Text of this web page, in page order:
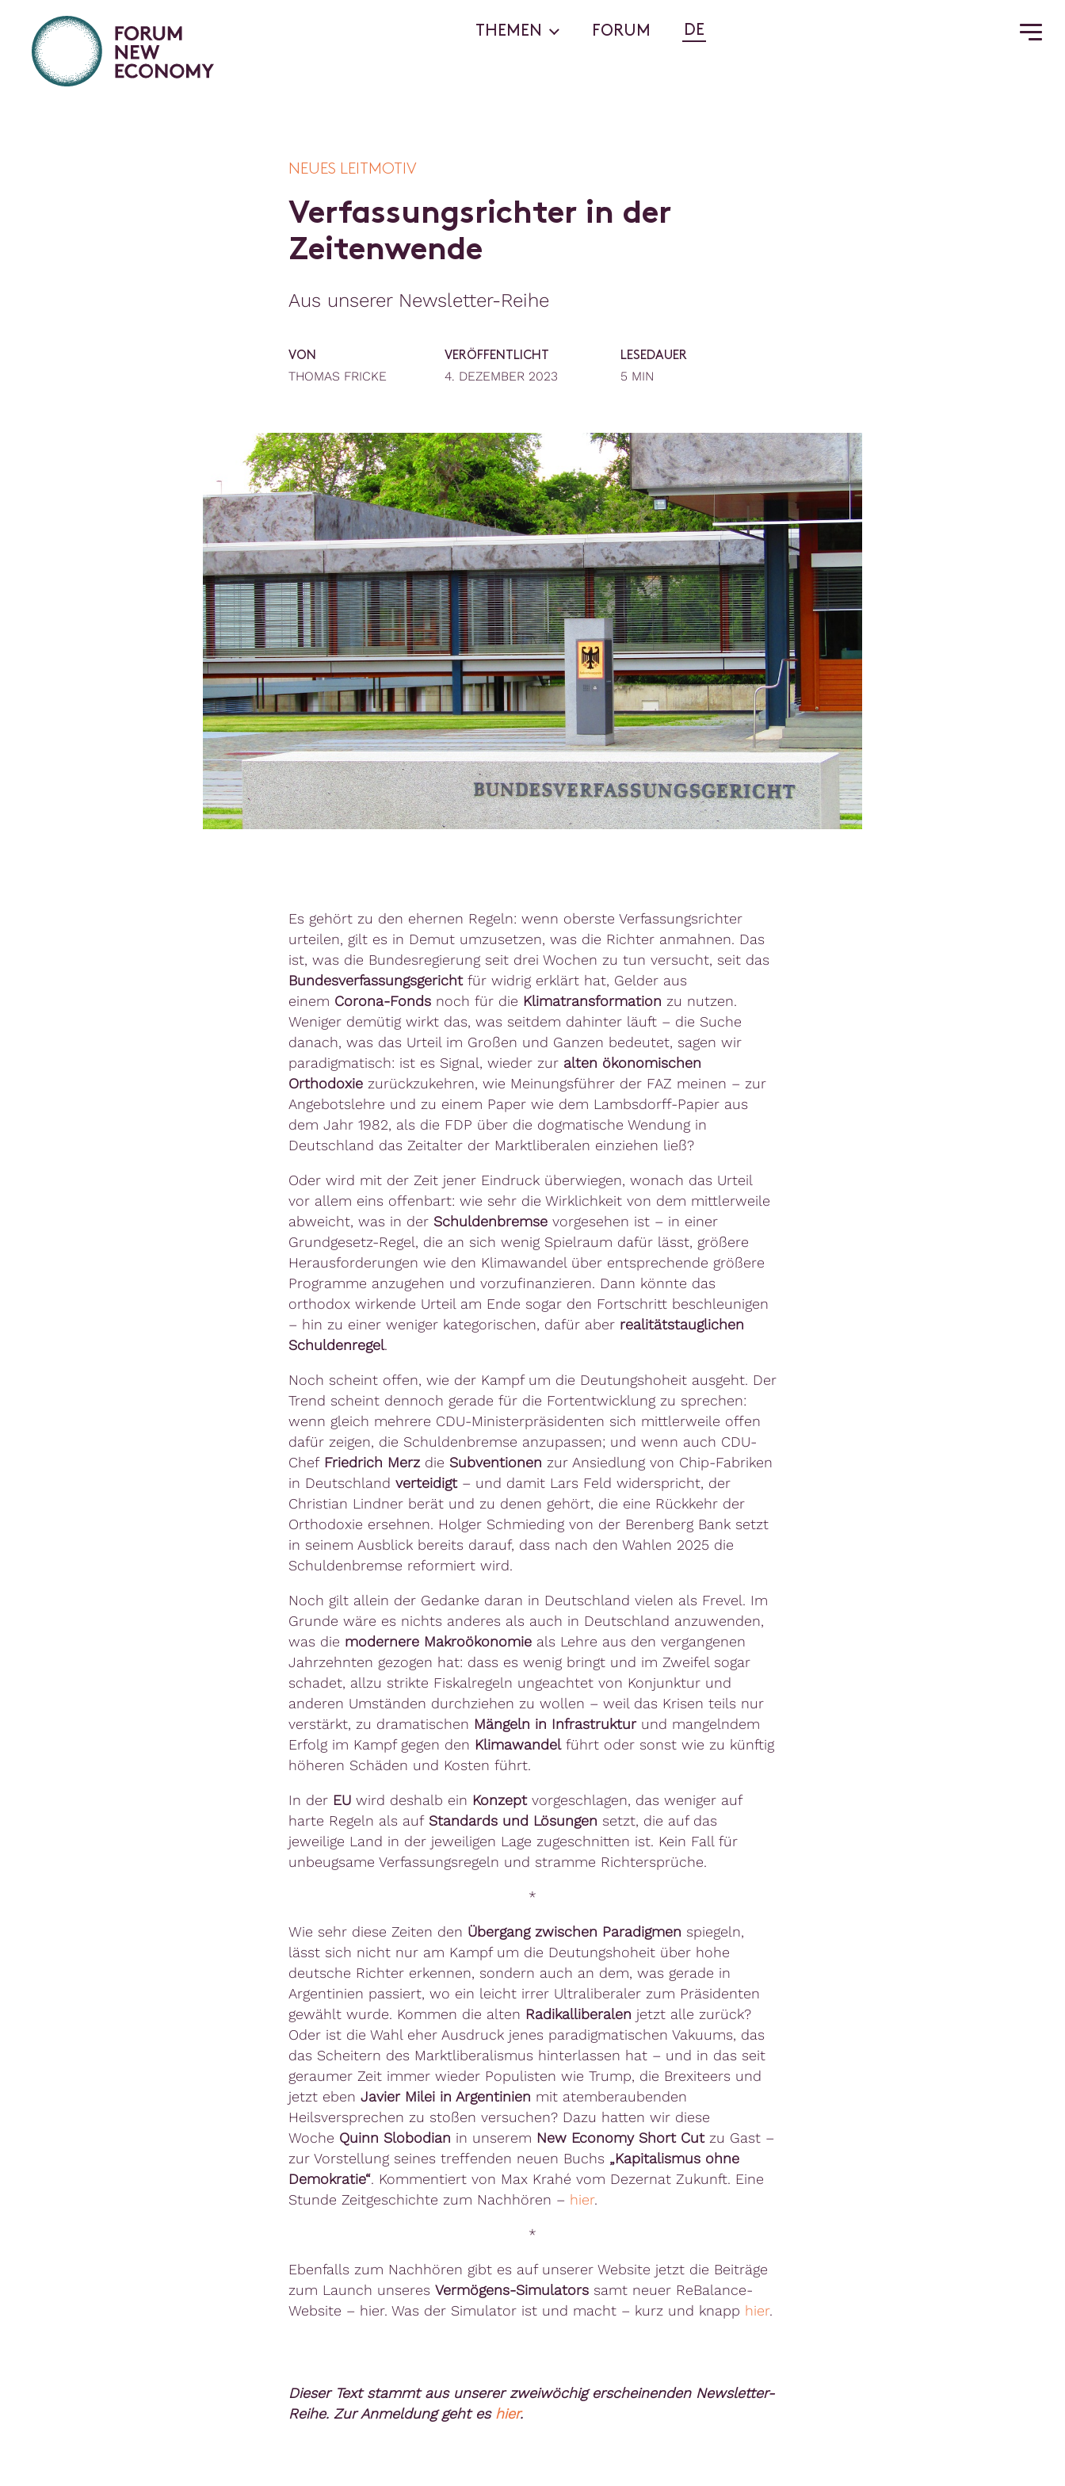
THEMEN FORUM DE
NEUES LEITMOTIV
Verfassungsrichter in der
Zeitenwende
Aus unserer Newsletter-Reihe
VON
THOMAS FRICKE
VERÖFFENTLICHT
4. DEZEMBER 2023
LESEDAUER
5 MIN
Es gehört zu den ehernen Regeln: wenn oberste Verfassungsrichter
urteilen, gilt es in Demut umzusetzen, was die Richter anmahnen. Das
ist, was die Bundesregierung seit drei Wochen zu tun versucht, seit das
Bundesverfassungsgerichtfür widrig erklärt hat, Gelder aus
einem Corona-Fondsnoch für die Klimatransformation zu nutzen.
Weniger demütig wirkt das, was seitdem dahinter läuft – die Suche
danach, was das Urteil im Großen und Ganzen bedeutet, sagen wir
paradigmatisch: ist es Signal, wieder zur alten ökonomischen
Orthodoxiezurückzukehren, wie Meinungsführer der FAZ meinen – zur
Angebotslehre und zu einem Paper wie dem Lambsdorff-Papier aus
dem Jahr 1982, als die FDP über die dogmatische Wendung in
Deutschland das Zeitalter der Marktliberalen einziehen ließ?
Oder wird mit der Zeit jener Eindruck überwiegen, wonach das Urteil
vor allem eins offenbart: wie sehr die Wirklichkeit von dem mittlerweile
abweicht, was in der Schuldenbremsevorgesehen ist – in einer
Grundgesetz-Regel, die an sich wenig Spielraum dafür lässt, größere
Herausforderungen wie den Klimawandel über entsprechende größere
Programme anzugehen und vorzufinanzieren. Dann könnte das
orthodox wirkende Urteil am Ende sogar den Fortschritt beschleunigen
– hin zu einer weniger kategorischen, dafür aber realitätstauglichen
Schuldenregel.
Noch scheint offen, wie der Kampf um die Deutungshoheit ausgeht. Der
Trend scheint dennoch gerade für die Fortentwicklung zu sprechen:
wenn gleich mehrere CDU-Ministerpräsidenten sich mittlerweile offen
dafür zeigen, die Schuldenbremse anzupassen; und wenn auch CDU-
Chef Friedrich Merzdie Subventionen zur Ansiedlung von Chip-Fabriken
in Deutschland verteidigt– und damit Lars Feld widerspricht, der
Christian Lindner berät und zu denen gehört, die eine Rückkehr der
Orthodoxie ersehnen. Holger Schmieding von der Berenberg Bank setzt
in seinem Ausblick bereits darauf, dass nach den Wahlen 2025 die
Schuldenbremse reformiert wird.
Noch gilt allein der Gedanke daran in Deutschland vielen als Frevel. Im
Grunde wäre es nichts anderes als auch in Deutschland anzuwenden,
was die modernere Makroökonomieals Lehre aus den vergangenen
Jahrzehnten gezogen hat: dass es wenig bringt und im Zweifel sogar
schadet, allzu strikte Fiskalregeln ungeachtet von Konjunktur und
anderen Umständen durchziehen zu wollen – weil das Krisen teils nur
verstärkt, zu dramatischen Mängeln in Infrastrukturund mangelndem
Erfolg im Kampf gegen den Klimawandelführt oder sonst wie zu künftig
höheren Schäden und Kosten führt.
In der EUwird deshalb ein Konzeptvorgeschlagen, das weniger auf
harte Regeln als auf Standards und Lösungen setzt, die auf das
jeweilige Land in der jeweiligen Lage zugeschnitten ist. Kein Fall für
unbeugsame Verfassungsregeln und stramme Richtersprüche.
*
Wie sehr diese Zeiten den Übergang zwischen Paradigmen spiegeln,
lässt sich nicht nur am Kampf um die Deutungshoheit über hohe
deutsche Richter erkennen, sondern auch an dem, was gerade in
Argentinien passiert, wo ein leicht irrer Ultraliberaler zum Präsidenten
gewählt wurde. Kommen die alten Radikalliberalen jetzt alle zurück?
Oder ist die Wahl eher Ausdruck jenes paradigmatischen Vakuums, das
das Scheitern des Marktliberalismus hinterlassen hat – und in das seit
geraumer Zeit immer wieder Populisten wie Trump, die Brexiteers und
jetzt eben Javier Milei in Argentinien mit atemberaubenden
Heilsversprechen zu stoßen versuchen? Dazu hatten wir diese
Woche Quinn Slobodian in unserem New Economy Short Cutzu Gast –
zur Vorstellung seines treffenden neuen Buchs„Kapitalismus ohne
Demokratie“. Kommentiert von Max Krahé vom Dezernat Zukunft. Eine
Stunde Zeitgeschichte zum Nachhören – hier.
*
Ebenfalls zum Nachhören gibt es auf unserer Website jetzt die Beiträge
zum Launch unseres Vermögens-Simulatorssamt neuer ReBalance-
Website – hier. Was der Simulator ist und macht – kurz und knapp hier.
Dieser Text stammt aus unserer zweiwöchig erscheinenden Newsletter-
Reihe. Zur Anmeldung geht es hier.